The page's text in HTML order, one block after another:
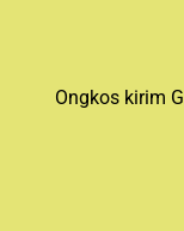
Ongkos kirim